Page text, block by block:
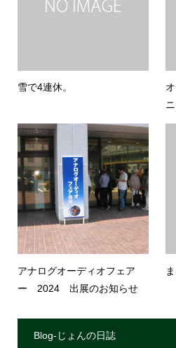
雪で4連休。
アナログオーディオフェア
ー 2024 出展のお知らせ
Blog-じょんの日誌